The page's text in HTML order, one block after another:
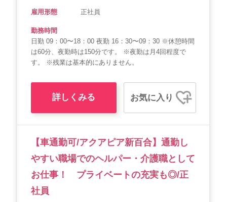
雇用形態 正社員
勤務時間
日勤 09：00〜18：00 夜勤 16：30〜09：30 ※休憩時間
は60分、夜勤時は150分です。 ※夜勤は月4回程度で
す。 ※残業は基本的にありません。
詳しくみる お気に入り
【車通勤可/アクアピア新百合】通勤し
やすい職場でのヘルパー・介護職として
お仕事！ プライベートの充実も◎/正
社員